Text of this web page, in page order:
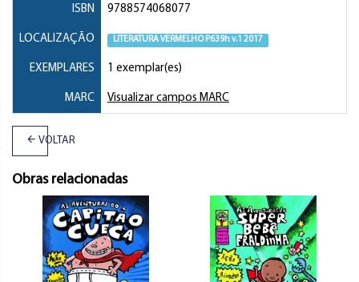
ISBN 9788574068077
LOCALIZAÇÃO LITERATURA VERMELHO P639h v.1 2017
EXEMPLARES 1 exemplar(es)
MARC Visualizar campos MARC
VOLTAR
Obras relacionadas